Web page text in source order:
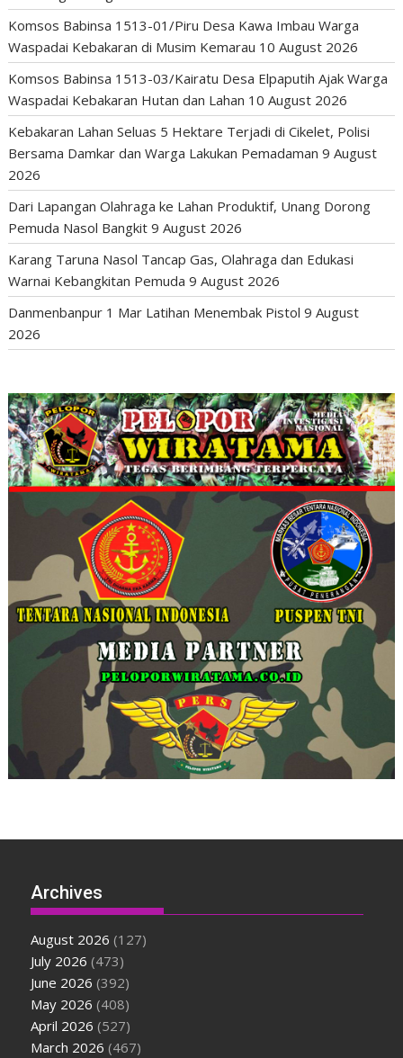
Komsos Babinsa 1513-01/Piru Desa Kawa Imbau Warga
Waspadai Kebakaran di Musim Kemarau 10 August 2026
Komsos Babinsa 1513-03/Kairatu Desa Elpaputih Ajak Warga
Waspadai Kebakaran Hutan dan Lahan 10 August 2026
Kebakaran Lahan Seluas 5 Hektare Terjadi di Cikelet, Polisi
Bersama Damkar dan Warga Lakukan Pemadaman 9 August
2026
Dari Lapangan Olahraga ke Lahan Produktif, Unang Dorong
Pemuda Nasol Bangkit 9 August 2026
Karang Taruna Nasol Tancap Gas, Olahraga dan Edukasi
Warnai Kebangkitan Pemuda 9 August 2026
Danmenbanpur 1 Mar Latihan Menembak Pistol 9 August
2026
Archives
August 2026 (127)
July 2026 (473)
June 2026 (392)
May 2026 (408)
April 2026 (527)
March 2026 (467)